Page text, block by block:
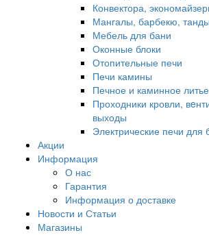
Конвектора,
Мангалы, барбекю,
Мебель для бани
Оконные блоки
Отопительные печи
Печи камины
Печное и каминное литье
Проходники кровли,
выходы
Электрические печи для
Акции
Информация
О нас
Гарантия
Информация о доставке
Новости и Статьи
Магазины